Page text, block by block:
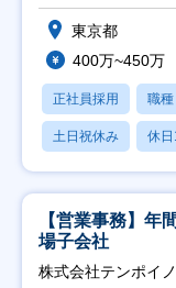
東京都
400万~450万
正社員採用 職
土日祝休み 休
【営業事務】年
場子会社
株式会社テンポイ